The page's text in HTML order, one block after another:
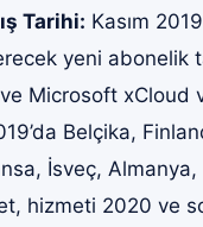
Tarihi: Kasım
yeni abonelik
ve Microsoft
Belçika,
İsveç,
hizmeti 2020 ve